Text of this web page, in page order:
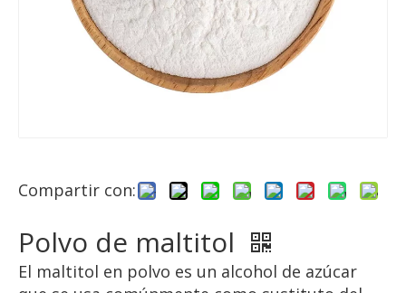
Compartir con:
Polvo de maltitol
El maltitol en polvo es un alcohol de azúcar